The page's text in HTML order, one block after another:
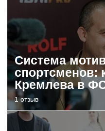
Система
спортсменов:
Кремлева в
1 отзыв